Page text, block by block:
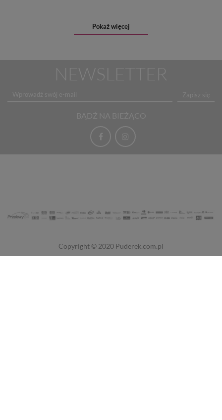
Pokaż więcej
NEWSLETTER
Zapisz się
BĄDŹ NA BIEŻĄCO
Copyright © 2020 Puderek.com.pl